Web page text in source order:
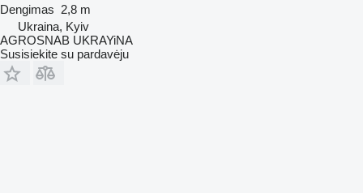
Dengimas 2,8 m
Ukraina, Kyiv
AGROSNAB UKRAYiNA
Susisiekite su pardavėju